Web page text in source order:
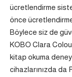
ücretlendirme
önce
Böylece siz de
KOBO Clara
kitap okuma
cihazlarınızda da